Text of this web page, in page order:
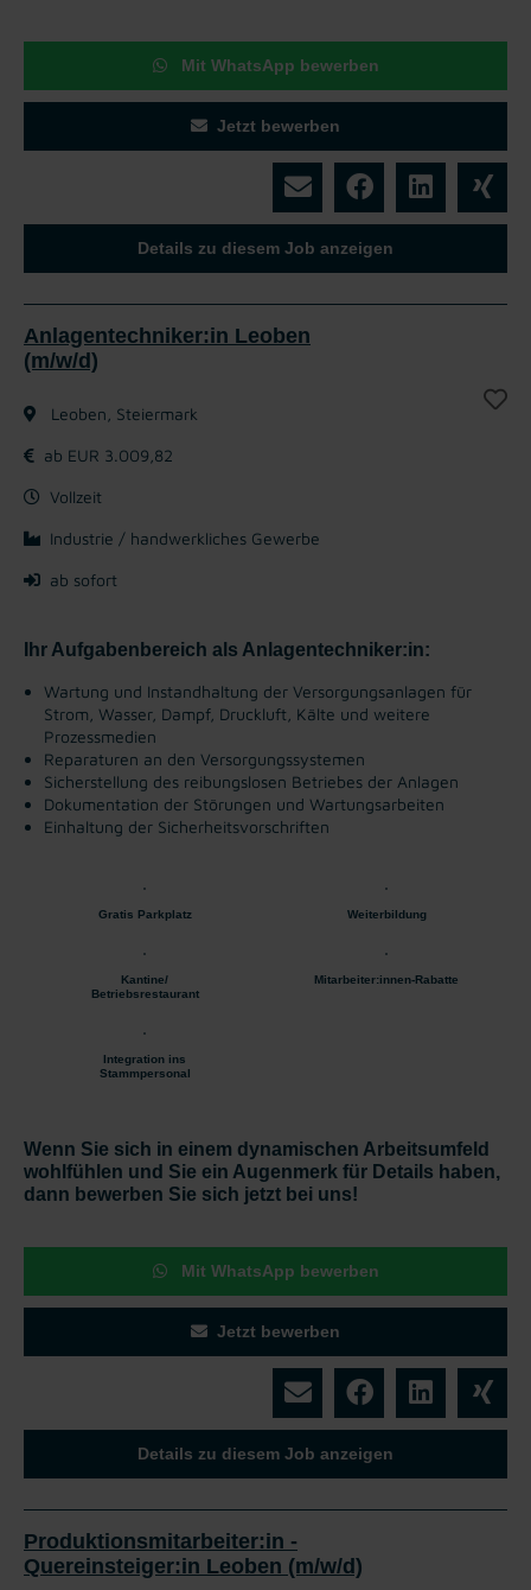
Mit WhatsApp bewerben
Jetzt bewerben
Details zu diesem Job anzeigen
Anlagentechniker:in Leoben
(m/w/d)
Leoben, Steiermark
ab EUR 3.009,82
Vollzeit
Industrie / handwerkliches Gewerbe
ab sofort
Ihr Aufgabenbereich als Anlagentechniker:in:
Wartung und Instandhaltung der Versorgungsanlagen für
Strom, Wasser, Dampf, Druckluft, Kälte und weitere
Prozessmedien
Reparaturen an den Versorgungssystemen
Sicherstellung des reibungslosen Betriebes der Anlagen
Dokumentation der Störungen und Wartungsarbeiten
Einhaltung der Sicherheitsvorschriften
Gratis Parkplatz Weiterbildung
Kantine/
Betriebsrestaurant
Mitarbeiter:innen-Rabatte
Integration ins
Stammpersonal
Wenn Sie sich in einem dynamischen Arbeitsumfeld
wohlfühlen und Sie ein Augenmerk für Details haben,
dann bewerben Sie sich jetzt bei uns!
Mit WhatsApp bewerben
Jetzt bewerben
Details zu diesem Job anzeigen
Produktionsmitarbeiter:in -
Quereinsteiger:in Leoben (m/w/d)